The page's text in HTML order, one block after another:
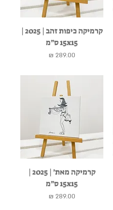
קרמיקה כיפות זהב | 2025 |
15x15 ס״מ
מחיר
קרמיקה מאת׳ | 2025 |
15x15 ס״מ
מחיר